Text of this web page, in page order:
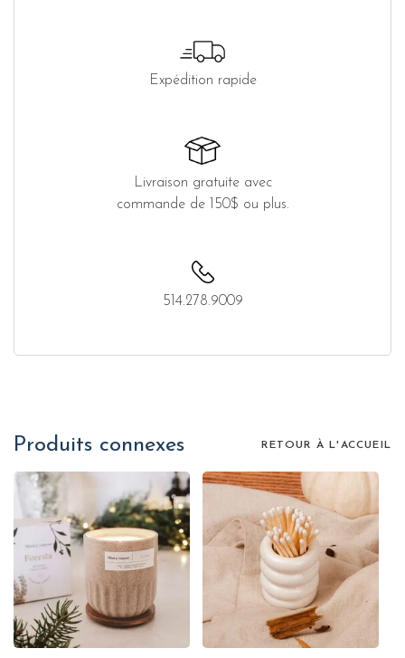
Expédition rapide
Livraison gratuite avec
commande de 150$ ou plus.
514.278.9009
Produits connexes RETOUR À L'ACCUEIL